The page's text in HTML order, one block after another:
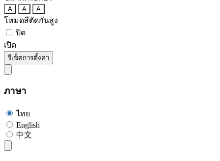
A A A
โหมดสีตัดกันสูง
ปิด
เปิด
รีเซ็ตการตั้งค่า
ภาษา
ไทย
English
中文